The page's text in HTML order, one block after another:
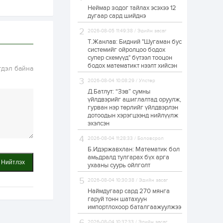
байна
Нийтлэх
Н.Номтойбаяр:
Аймгуудад
тулгамдаж буй
асуудлуудыг долоо
хоног бүр Засгийн
газрын...
22 цаг 0
УИХ-ын дарга
С.Бямбацогт төрийг
төлөөлөн Сутай
хайрхны тэнгэрийг
тахих төрийн
тахилгад оролцлоо
23 цаг 2 0
“Хотын дарга сонсож
дугаарыг
наймдугаар сарын
23 цаг 0
“Чингис хаан” олон
руу нийтийн тээврийн
автобус 24 цагаар
үйлчилж байна
1 өдөр 1 0
Неймар зодог тайлах эсэхээ 12
дугаар сард шийднэ
2026-08-05 11:49:38 / Эдийн засаг
Т.Жанлав: Бидний "Шугаман бус
системийг ойролцоо бодох
супер схемүүд" бүтээл тооцон
бодох математикт нээлт хийсэн
2026-08-04 10:08:29 / Улстөр
Д.Батлут: “Зэв” сумны
үйлдвэрийг ашиглалтад оруулж,
гурван нэр төрлийг үйлдвэрлэн
дотоодын хэрэгцээнд нийлүүлж
эхэлсэн
2026-08-04 11:28:33 / Боловсрол
Б.Идэржавхлан: Математик бол
амьдралд тулгарах бүх арга
ухааны суурь ойлголт
2026-08-04 10:30:38 / Эдийн засаг
Наймдугаар сард 270 мянга
гаруй тонн шатахуун
импортлохоор баталгаажуулжээ